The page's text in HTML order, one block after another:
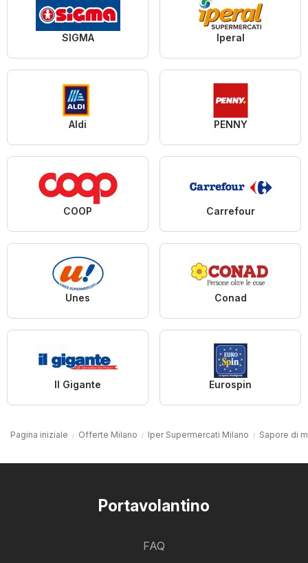
SIGMA Iperal
Aldi PENNY
COOP Carrefour
Unes Conad
Il Gigante Eurospin
Pagina iniziale Offerte Milano Iper Supermercati Milano Sapore di
Portavolantino
FAQ